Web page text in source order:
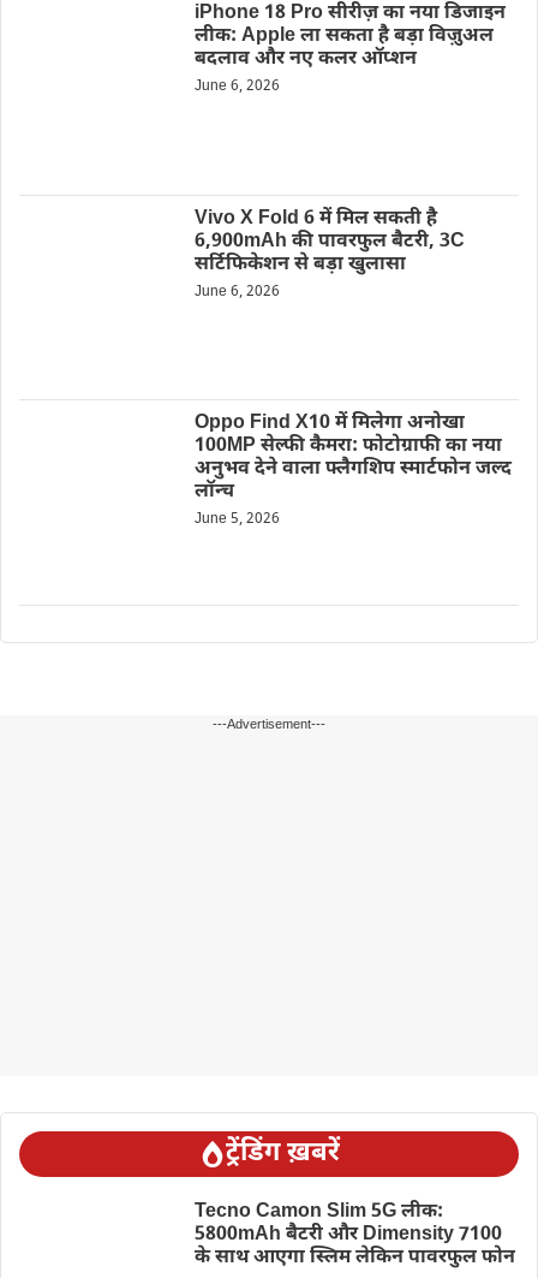
iPhone 18 Pro सीरीज़ का नया डिजाइन
लीक: Apple ला सकता है बड़ा विज़ुअल
बदलाव और नए कलर ऑप्शन
June 6, 2026
Vivo X Fold 6 में मिल सकती है
6,900mAh की पावरफुल बैटरी, 3C
सर्टिफिकेशन से बड़ा खुलासा
June 6, 2026
Oppo Find X10 में मिलेगा अनोखा
100MP सेल्फी कैमरा: फोटोग्राफी का नया
अनुभव देने वाला फ्लैगशिप स्मार्टफोन जल्द
लॉन्च
June 5, 2026
---Advertisement---
ट्रेंडिंग ख़बरें
Tecno Camon Slim 5G लीक:
5800mAh बैटरी और Dimensity 7100
के साथ आएगा स्लिम लेकिन पावरफुल फोन